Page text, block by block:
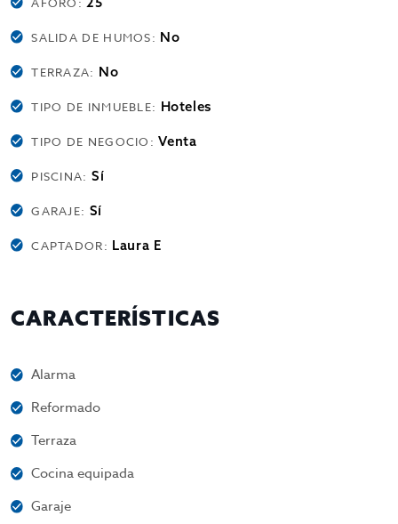
SALIDA DE HUMOS: No
TERRAZA: No
TIPO DE INMUEBLE: Hoteles
TIPO DE NEGOCIO:Venta
PISCINA: Sí
GARAJE: Sí
CAPTADOR: Laura E
CARACTERÍSTICAS
Alarma
Reformado
Terraza
Cocina equipada
Garaje